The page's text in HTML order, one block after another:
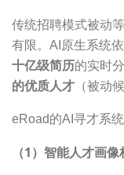
传统招聘模式被动
有限。AI原生系统
十亿级简历的实时
的优质人才 （被动
eRoad的AI寻才系
（1）智能人才画